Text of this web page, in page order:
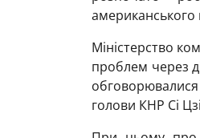
американського
Міністерство
проблем через
обговорювалися
голови КНР Сі